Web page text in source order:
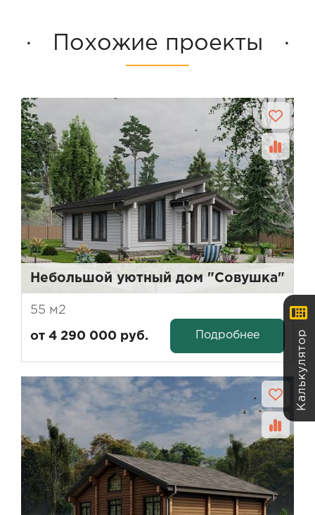
· Похожие проекты ·
Небольшой уютный дом "Совушка"
55 м2
от 4 290 000 руб. Подробнее Калькулятор